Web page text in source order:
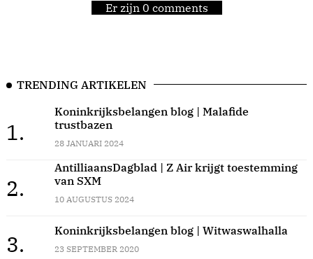
Er zijn 0 comments
TRENDING ARTIKELEN
1.
Koninkrijksbelangen blog | Malafide
trustbazen
28 JANUARI 2024
2.
AntilliaansDagblad | Z Air krijgt toestemming
van SXM
10 AUGUSTUS 2024
3.
Koninkrijksbelangen blog | Witwaswalhalla
23 SEPTEMBER 2020